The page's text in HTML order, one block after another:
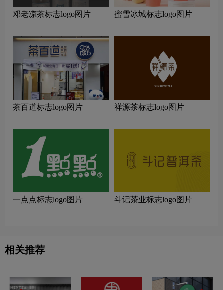
邓老凉茶标志logo图片 蜜雪冰城标志logo图片
茶百道标志logo图片 祥源茶标志logo图片
一点点标志logo图片 斗记茶业标志logo图片
相关推荐